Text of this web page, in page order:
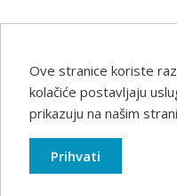
Any information,
recommendations
author’s views; the
for any use that
Ove stranice koriste
kolačiće postavljaju
prikazuju na našim
Prihvati